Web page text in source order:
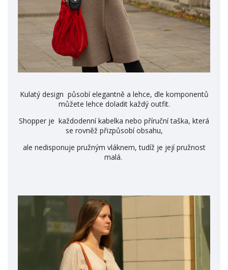
Kulatý design působí elegantně a lehce, dle komponentů
můžete lehce doladit každý outfit.
Shopper je každodenní kabelka nebo příruční taška, která
se rovněž přizpůsobí obsahu,
ale nedisponuje pružným vláknem, tudíž je její pružnost
malá.